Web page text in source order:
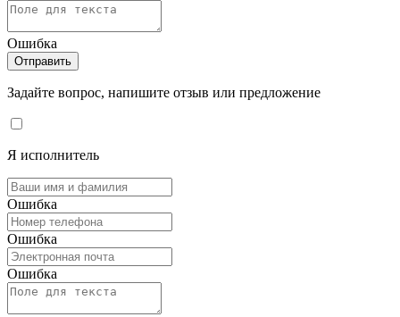
Ошибка
Отправить
Задайте вопрос, напишите отзыв или предложение
Я исполнитель
Ошибка
Ошибка
Ошибка